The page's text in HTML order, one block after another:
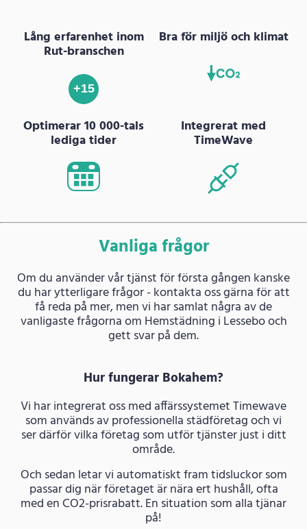
Lång erfarenhet inom
Rut-branschen
+15
Bra för miljö och klimat
Optimerar 10 000-tals
lediga tider
Integrerat med
TimeWave
Vanliga frågor
Om du använder vår tjänst för första gången kanske
du har ytterligare frågor - kontakta oss gärna för att
få reda på mer, men vi har samlat några av de
vanligaste frågorna om Hemstädning i Lessebo och
gett svar på dem.
Hur fungerar Bokahem?
Vi har integrerat oss med affärssystemet Timewave
som används av professionella städföretag och vi
ser därför vilka företag som utför tjänster just i ditt
område.
Och sedan letar vi automatiskt fram tidsluckor som
passar dig när företaget är nära ert hushåll, ofta
med en CO2-prisrabatt. En situation som alla tjänar
på!